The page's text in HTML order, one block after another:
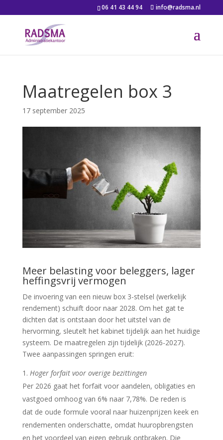
06 41 43 44 94 info@radsma.nl
Maatregelen box 3
17 september 2025
Meer belasting voor beleggers, lager
heffingsvrij vermogen
De invoering van een nieuw box 3-stelsel (werkelijk
rendement) schuift door naar 2028. Om het gat te
dichten dat is ontstaan door het uitstel van de
hervorming, sleutelt het kabinet tijdelijk aan het huidige
systeem. De maatregelen zijn tijdelijk (2026-2027).
Twee aanpassingen springen eruit:
Hoger forfait voor overige bezittingen
Per 2026 gaat het forfait voor aandelen, obligaties en
vastgoed omhoog van 6% naar 7,78%. De reden is
dat de oude formule vooral naar huizenprijzen keek en
rendementen onderschatte, omdat huuropbrengsten
en het voordeel van eigen gebruik ontbraken. Die